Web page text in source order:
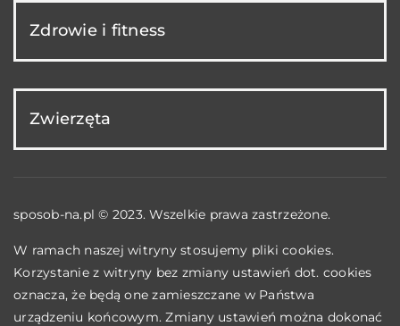
Zdrowie i fitness
Zwierzęta
sposob-na.pl © 2023. Wszelkie prawa zastrzeżone.
W ramach naszej witryny stosujemy pliki cookies.
Korzystanie z witryny bez zmiany ustawień dot. cookies
oznacza, że będą one zamieszczane w Państwa
urządzeniu końcowym. Zmiany ustawień można dokonać